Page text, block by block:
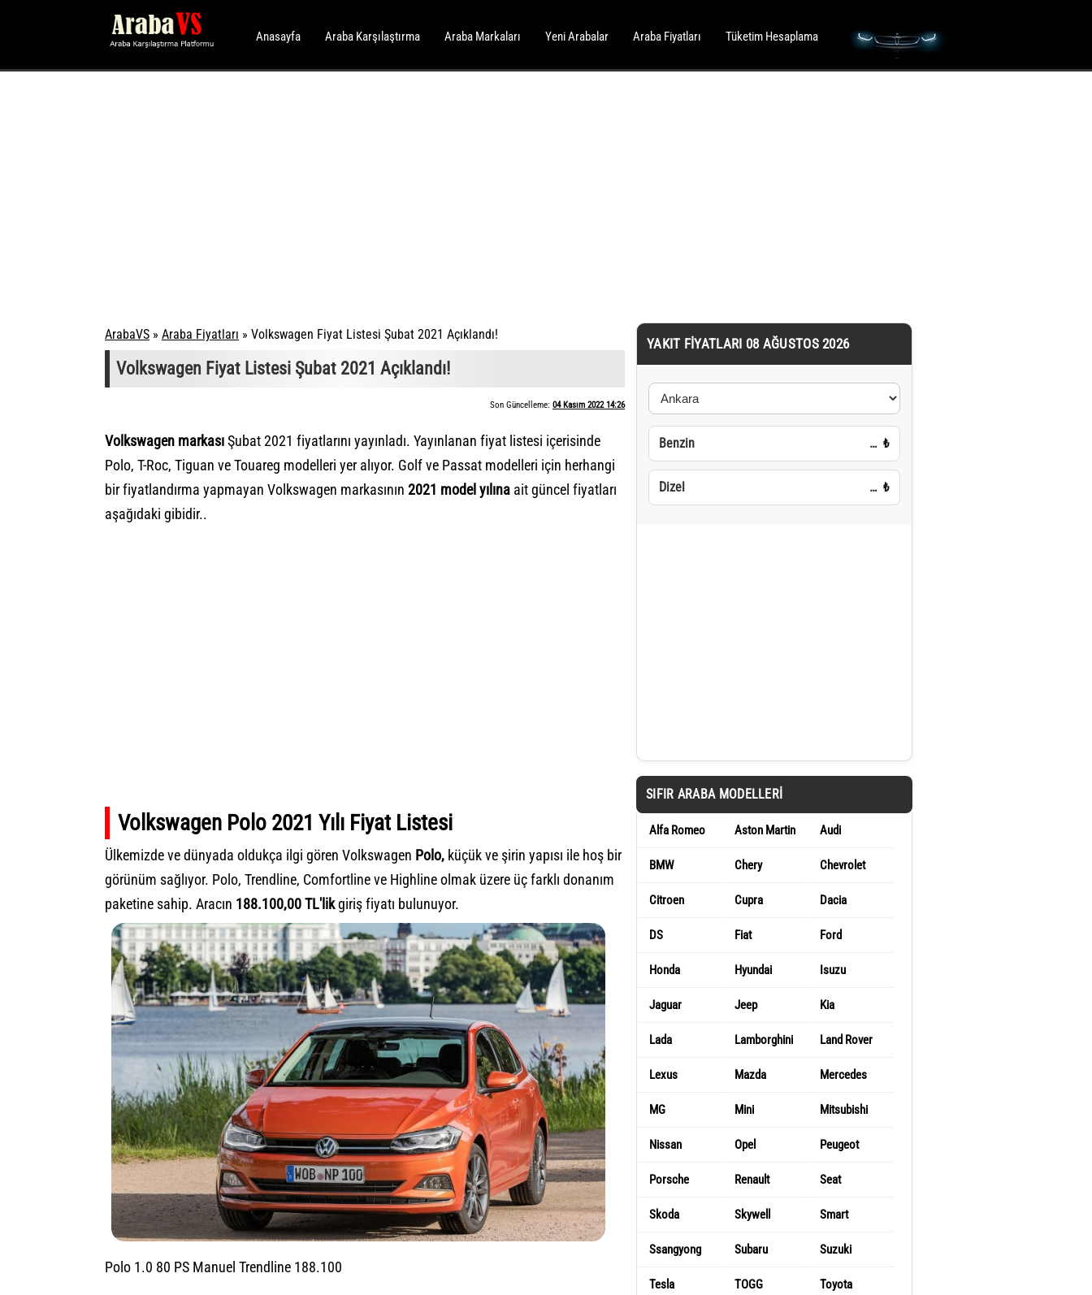
Anasayfa Araba Karşılaştırma Araba Markaları Yeni Arabalar Araba Fiyatları Tüketim Hesaplama
ArabaVS » Araba Fiyatları » Volkswagen Fiyat Listesi Şubat 2021 Açıklandı!
Volkswagen Fiyat Listesi Şubat 2021 Açıklandı!
Son Güncelleme: 04 Kasım 2022 14:26
Volkswagen markasıŞubat 2021 fiyatlarını yayınladı. Yayınlanan fiyat listesi içerisinde
Polo, T-Roc, Tiguan ve Touareg modelleri yer alıyor. Golf ve Passat modelleri için herhangi
bir fiyatlandırma yapmayan Volkswagen markasının 2021 model yılına ait güncel fiyatları
aşağıdaki gibidir..
Volkswagen Polo 2021 Yılı Fiyat Listesi
Ülkemizde ve dünyada oldukça ilgi gören Volkswagen Polo, küçük ve şirin yapısı ile hoş bir
görünüm sağlıyor. Polo, Trendline, Comfortline ve Highline olmak üzere üç farklı donanım
paketine sahip. Aracın 188.100,00 TL'likgiriş fiyatı bulunuyor.
Polo 1.0 80 PS Manuel Trendline 188.100
YAKIT FIYATLARI 08 AĞUSTOS 2026
Benzin … ₺
Dizel … ₺
SIFIR ARABA MODELLERI
Alfa Romeo Aston Martin Audi
BMW Chery Chevrolet
Citroen Cupra Dacia
DS Fiat Ford
Honda Hyundai Isuzu
Jaguar Jeep Kia
Lada Lamborghini Land Rover
Lexus Mazda Mercedes
MG Mini Mitsubishi
Nissan Opel Peugeot
Porsche Renault Seat
Skoda Skywell Smart
Ssangyong Subaru Suzuki
Tesla TOGG Toyota